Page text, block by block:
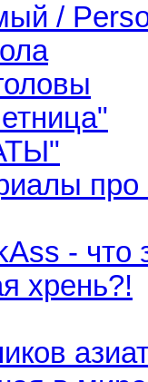
/
про
- что
хрень?!